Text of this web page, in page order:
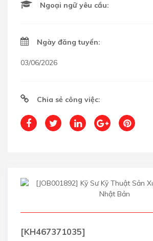
Ngoại ngữ yêu cầu:
Ngày đăng tuyển:
03/06/2026
Chia sẻ công việc:
[KH467371035]